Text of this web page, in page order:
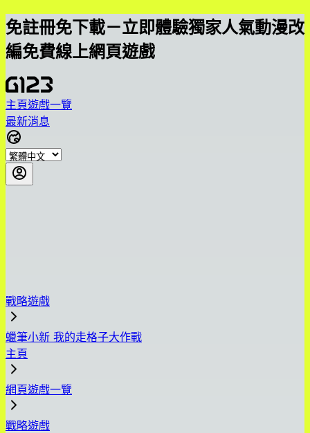
免註冊免下載－立即體驗獨家人氣動漫改
編免費線上網頁遊戲
主頁遊戲一覽
最新消息
戰略遊戲
蠟筆小新 我的走格子大作戰
主頁
網頁遊戲一覽
戰略遊戲